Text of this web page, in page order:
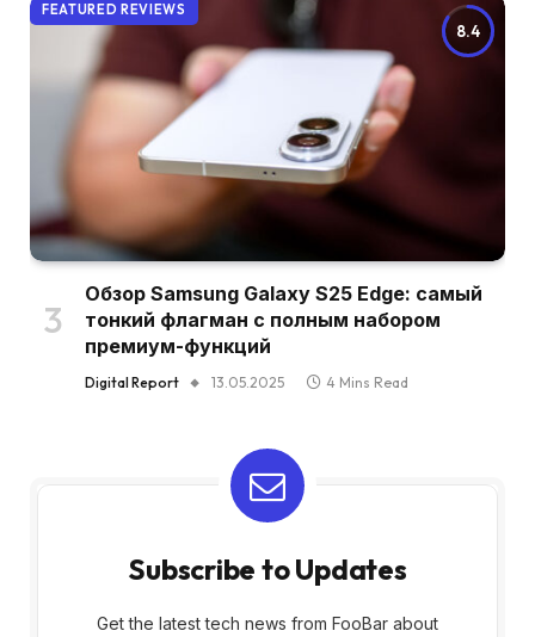
8.4
FEATURED REVIEWS
Обзор Samsung Galaxy S25 Edge: самый
тонкий флагман с полным набором
премиум-функций
Digital Report 13.05.2025 4 Mins Read
Subscribe to Updates
Get the latest tech news from FooBar about